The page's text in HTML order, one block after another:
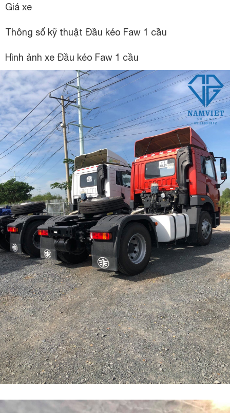
Giá xe
Thông số kỹ thuật Đầu kéo Faw 1 cầu
Hình ảnh xe Đầu kéo Faw 1 cầu